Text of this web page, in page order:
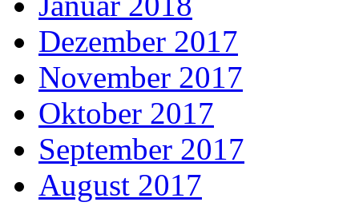
Dezember 2017
November 2017
Oktober 2017
September 2017
August 2017